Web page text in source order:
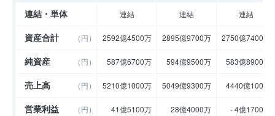
連結・単体 連結 連結 連結
資産合計 （円） 2592億4500万 2895億9700万 2750億7400万
純資産 （円） 587億6700万 594億9500万 583億8900万
売上高 （円） 5210億1000万 5049億9300万 4440億100万
営業利益 （円） 41億5100万 28億4000万 - 4億1700万